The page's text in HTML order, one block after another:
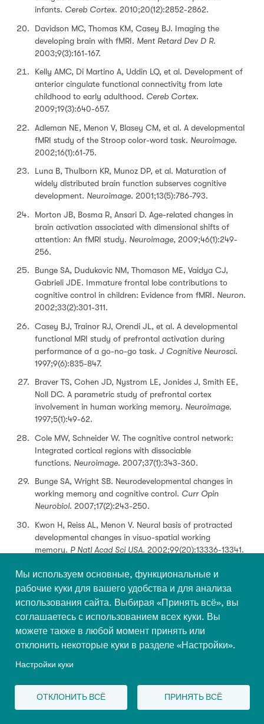
Мы используем основные, функциональные и
рабочие куки для вашего удобства и для анализа
использования сайта. Выбирая «Принять всё», вы
соглашаетесь с использованием всех куки. Вы
можете также в любой момент принять или
отклонить некоторые куки в разделе «Настройки».
Настройки куки
ОТКЛОНИТЬ ВСЁ ПРИНЯТЬ ВСЁ
infants. Cereb Cortex. 2010;20(12):2852-2862.
Davidson MC, Thomas KM, Casey BJ. Imaging the
developing brain with fMRI. Ment Retard Dev D R.
2003;9(3):161-167.
Kelly AMC, Di Martino A, Uddin LQ, et al. Development of
anterior cingulate functional connectivity from late
childhood to early adulthood. Cereb Cortex.
2009;19(3):640-657.
Adleman NE, Menon V, Blasey CM, et al. A developmental
fMRI study of the Stroop color-word task. Neuroimage.
2002;16(1):61-75.
Luna B, Thulborn KR, Munoz DP, et al. Maturation of
widely distributed brain function subserves cognitive
development. Neuroimage. 2001;13(5):786-793.
Morton JB, Bosma R, Ansari D. Age-related changes in
brain activation associated with dimensional shifts of
attention: An fMRI study. Neuroimage, 2009;46(1):249-
256.
Bunge SA, Dudukovic NM, Thomason ME, Vaidya CJ,
Gabrieli JDE. Immature frontal lobe contributions to
cognitive control in children: Evidence from fMRI. Neuron.
2002;33(2):301-311.
Casey BJ, Trainor RJ, Orendi JL, et al. A developmental
functional MRI study of prefrontal activation during
performance of a go-no-go task. J Cognitive Neurosci.
1997;9(6):835-847.
Braver TS, Cohen JD, Nystrom LE, Jonides J, Smith EE,
Noll DC. A parametric study of prefrontal cortex
involvement in human working memory. Neuroimage.
1997;5(1):49-62.
Cole MW, Schneider W. The cognitive control network:
Integrated cortical regions with dissociable
functions. Neuroimage. 2007;37(1):343-360.
Bunge SA, Wright SB. Neurodevelopmental changes in
working memory and cognitive control. Curr Opin
Neurobiol. 2007;17(2):243-250.
Kwon H, Reiss AL, Menon V. Neural basis of protracted
developmental changes in visuo-spatial working
memory. P Natl Acad Sci USA. 2002;99(20):13336-13341.
connectivity in the motor cortex of resting human brain
using echo-planar MRI.Magn Reson Med. 1995;34(4):537-
541.
Vogel AC, Power JD, Petersen SE, Schlagger BL.
Development of the brain’s functional network
architecture.Neuropsychol Rev. 2010;20(4):362-375.
Fair DA, Dosenbach NUF, Church JA, et al. Development
integration.P Natl Acad Sci USA
. 2007;104(33):13507-